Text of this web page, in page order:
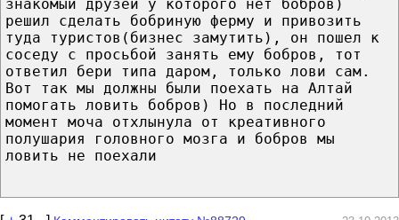
знакомый друзей у которого нет бобров)
решил сделать бобриную ферму и привозить
туда туристов(бизнес замутить), он пошел к
соседу с просьбой занять ему бобров, тот
ответил бери типа даром, только лови сам.
Вот так мы должны были поехать на Алтай
помогать ловить бобров) Но в последний
момент моча отхлынула от креативного
полушария головного мозга и бобров мы
ловить не поехали